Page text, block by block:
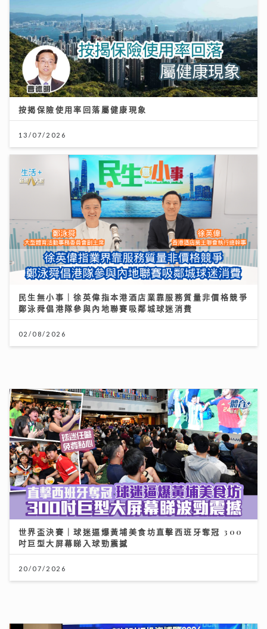
按揭保險使用率回落屬健康現象
13/07/2026
民生無小事｜徐英偉指本港酒店業靠服務質量非價格競爭
鄭泳舜倡港隊參與內地聯賽吸鄰城球迷消費
02/08/2026
世界盃決賽｜球迷逼爆黃埔美食坊直擊西班牙奪冠 300
吋巨型大屏幕睇入球勁震撼
20/07/2026